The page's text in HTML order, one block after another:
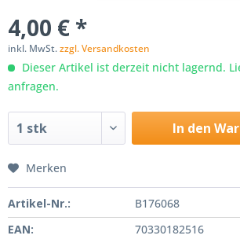
4,00 € *
inkl. MwSt.zzgl. Versandkosten
Dieser Artikel ist derzeit nicht lagernd.
anfragen.
In den
Merken
Artikel-Nr.:
B176068
EAN:
70330182516